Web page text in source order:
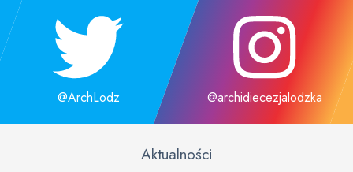
@ArchLodz @archidiecezjalodzka
Aktualności